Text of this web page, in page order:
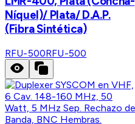
Níquel)/ Plata/ D.A.P.
(Fibra Sintética)
RFU-500RFU-500